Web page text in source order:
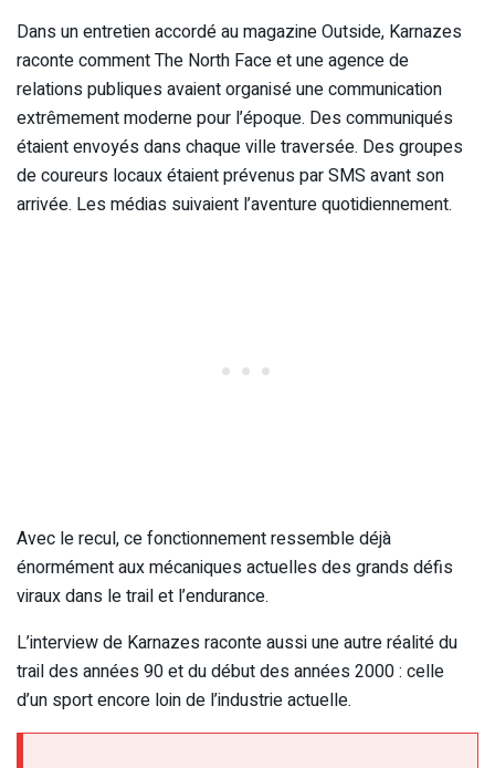
Dans un entretien accordé au magazine Outside, Karnazes
raconte comment The North Face et une agence de
relations publiques avaient organisé une communication
extrêmement moderne pour l’époque. Des communiqués
étaient envoyés dans chaque ville traversée. Des groupes
de coureurs locaux étaient prévenus par SMS avant son
arrivée. Les médias suivaient l’aventure quotidiennement.
Avec le recul, ce fonctionnement ressemble déjà
énormément aux mécaniques actuelles des grands défis
viraux dans le trail et l’endurance.
L’interview de Karnazes raconte aussi une autre réalité du
trail des années 90 et du début des années 2000 : celle
d’un sport encore loin de l’industrie actuelle.